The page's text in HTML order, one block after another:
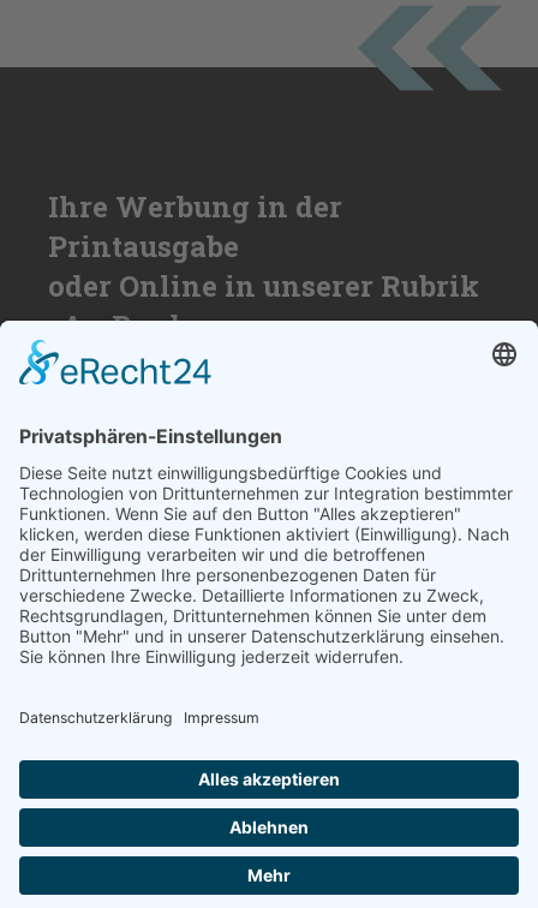
Ihre Werbung in der
Printausgabe
oder Online in unserer Rubrik
»An Bord«
Nutzen Sie die Reichweite von über
50.000 Haushalten für Ihren Erfolg. Wir
beraten Sie gerne und erstellen ihnen ein
individuelles Angebot.
SCHREIBEN SIE UNS
© 2026medienzentrum-stade.de
Barrierefreiheitserklärung
Impressum
Datenschutzerklärung